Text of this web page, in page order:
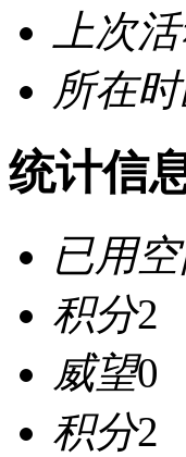
上次
所在
统计信
已用
积分2
威望0
积分2